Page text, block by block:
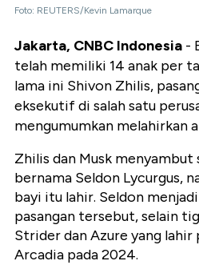
Foto: REUTERS/Kevin Lamarque
Jakarta, CNBC Indonesia -
telah memiliki 14 anak per
lama ini Shivon Zhilis,
eksekutif di salah satu
mengumumkan melahirkan
Zhilis dan Musk menyambut
bernama Seldon Lycurgus,
bayi itu lahir. Seldon
pasangan tersebut, selain
Strider dan Azure yang lahir
Arcadia pada 2024.